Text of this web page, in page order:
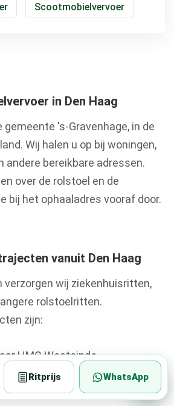
Scootmobielvervoer
in Den Haag
gemeente 's-Gravenhage, in de
Wij halen u op bij woningen,
andere bereikbare adressen.
over de rolstoel en de
bij het ophaaladres vooraf door.
vanuit Den Haag
wij ziekenhuisritten,
rolstoelritten.
zijn:
HMC Westeinde
Woonzorgcentrum Het
Ritprijs WhatsApp